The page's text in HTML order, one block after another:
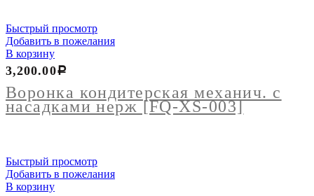
Быстрый просмотр
Добавить в пожелания
В корзину
Воронка кондитерская механич. с
насадками нерж [FQ-XS-003]
3,200.00Р
Быстрый просмотр
Добавить в пожелания
В корзину